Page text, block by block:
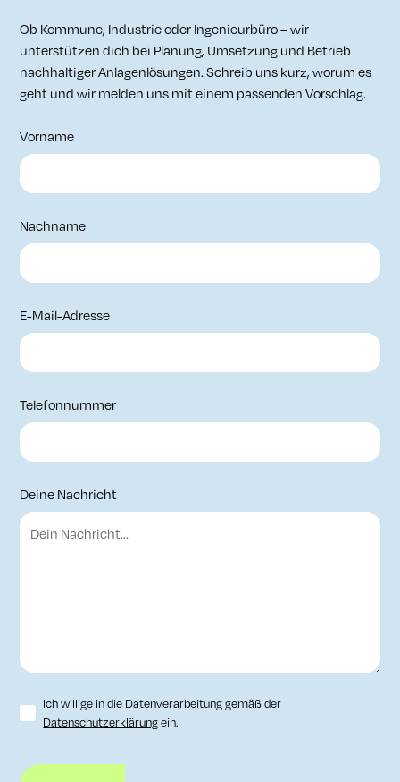
Ob Kommune, Industrie oder Ingenieurbüro – wir
unterstützen dich bei Planung, Umsetzung und Betrieb
nachhaltiger Anlagenlösungen. Schreib uns kurz, worum es
geht und wir melden uns mit einem passenden Vorschlag.
Vorname
Nachname
E-Mail-Adresse
Telefonnummer
Deine Nachricht
Ich willige in die Datenverarbeitung gemäß der
Datenschutzerklärungein.